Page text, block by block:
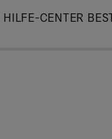
Skip
HILFE-CENTER